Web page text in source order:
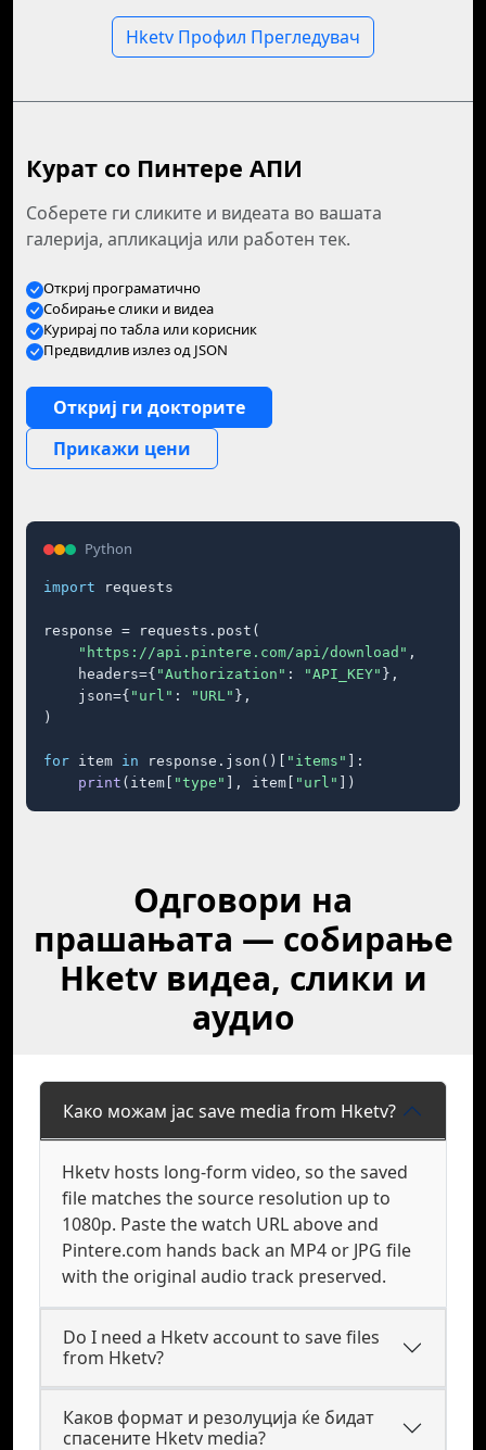
Hketv Профил Прегледувач
Курат со Пинтере АПИ
Соберете ги сликите и видеата во вашата
галерија, апликација или работен тек.
Откриј програматично
Собирање слики и видеа
Курирај по табла или корисник
Предвидлив излез од JSON
Откриј ги докторите
Прикажи цени
Python
import requests
response = requests.post(
"https://api.pintere.com/api/download" ,
    headers={
"Authorization" : "API_KEY" },
    json={
"url" : "URL" },
)
for item in response.json()[ "items"
]:
print (item[ "type" ], item[ "url" ])
Одговори на
прашањата — собирање
Hketv видеа, слики и
аудио
Како можам јас save media from Hketv?
Hketv hosts long-form video, so the saved
file matches the source resolution up to
1080p. Paste the watch URL above and
Pintere.com hands back an MP4 or JPG file
with the original audio track preserved.
Do I need a Hketv account to save files
from Hketv?
Каков формат и резолуција ќе бидат
спасените Hketv media?